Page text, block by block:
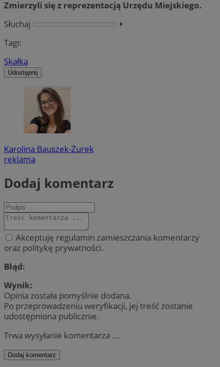
Zmierzyli się z reprezentacją Urzędu Miejskiego.
Słuchaj
⏵︎
Tagi:
Skałka
Udostępnij
Karolina Bauszek-Żurek
reklama
Dodaj komentarz
Akceptuję regulamin zamieszczania komentarzy
oraz politykę prywatności.
Błąd:
Wynik:
Opinia została pomyślnie dodana.
Po przeprowadzeniu weryfikacji, jej treść zostanie
udostępniona publicznie.
Trwa wysyłanie komentarza ...
Dodaj komentarz